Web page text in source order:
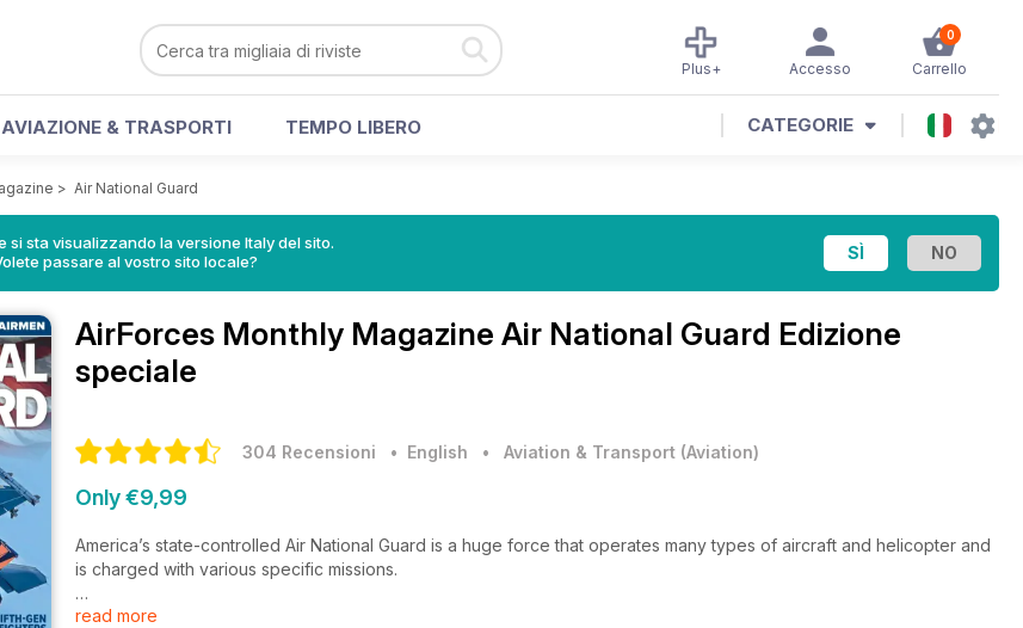
0
Carrello
Accesso
Plus+
AVIAZIONE & TRASPORTI TEMPO LIBERO CATEGORIE
> Air National Guard
si sta visualizzando la versione Italy del sito.
passare al vostro sito locale?
AirForces Monthly Magazine Air National Guard Edizione
speciale
304 Recensioni • English • Aviation & Transport (Aviation)
Only €9,99
America’s state-controlled Air National Guard is a huge force that operates many types of aircraft and helicopter and
is charged with various specific missions.
The service has a reputation for maintaining its aircraft in pristine condition and their tail markings and artwork are
read more